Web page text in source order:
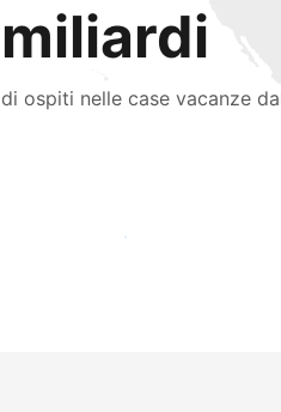
miliardi
di ospiti nelle case vacanze
Raggiungi subito nuovi ospiti